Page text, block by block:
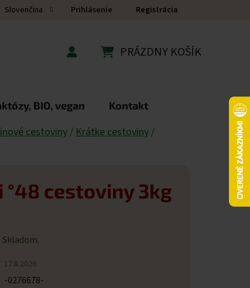
Slovenčina Prihlásenie Registrácia
PRÁZDNY KOŠÍK
BIO, vegan Kontakt
cestoviny / Krátke cestoviny /
°48 cestoviny 3kg
Skladom.
17.8.2026
-0276678-